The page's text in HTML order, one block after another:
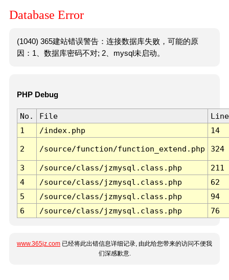
Database Error
(1040) 365建站错误警告：连接数据库失败，可能的原
因：1、数据库密码不对; 2、mysql未启动。
PHP Debug
No. File
Line
1
/index.php 14
2 /source/function/function_extend.php 324
3 /source/class/jzmysql.class.php
211
4
/source/class/jzmysql.class.php
62
5
/source/class/jzmysql.class.php
94
6
/source/class/jzmysql.class.php 76
www.365jz.com 已经将此出错信息详细记录, 由此给您带来的访问不便我
们深感歉意.